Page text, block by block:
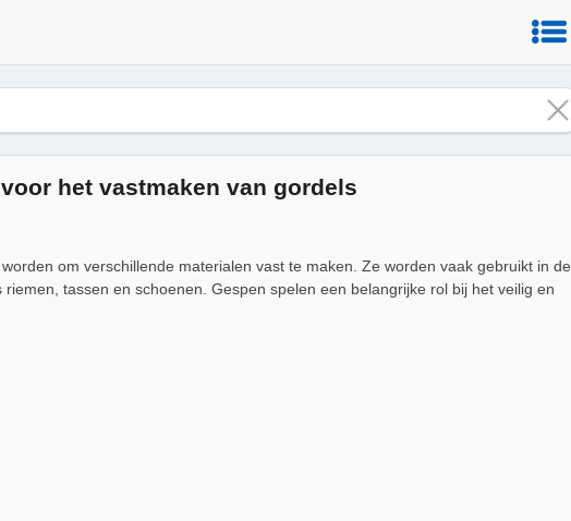
het vastmaken van gordels
om verschillende materialen vast te maken. Ze worden vaak gebruikt in de
tassen en schoenen. Gespen spelen een belangrijke rol bij het veilig en